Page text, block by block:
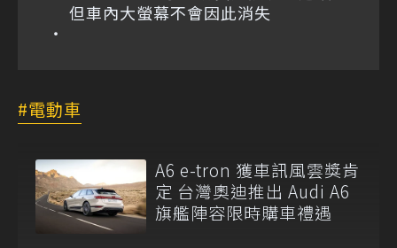
但車內大螢幕不會因此消失
電動車
A6 e-tron 獲車訊風雲獎肯
定 台灣奧迪推出 Audi A6
旗艦陣容限時購車禮遇